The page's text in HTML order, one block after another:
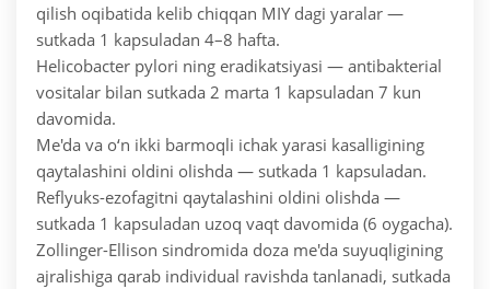
qilish oqibatida kelib chiqqan MIY dagi yaralar —
sutkada 1 kapsuladan 4–8 hafta.
Helicobacter pylori ning eradikatsiyasi — antibakterial
vositalar bilan sutkada 2 marta 1 kapsuladan 7 kun
davomida.
Me'da va o‘n ikki barmoqli ichak yarasi kasalligining
qaytalashini oldini olishda — sutkada 1 kapsuladan.
Reflyuks-ezofagitni qaytalashini oldini olishda —
sutkada 1 kapsuladan uzoq vaqt davomida (6 oygacha).
Zollinger-Ellison sindromida doza me'da suyuqligining
ajralishiga qarab individual ravishda tanlanadi, sutkada